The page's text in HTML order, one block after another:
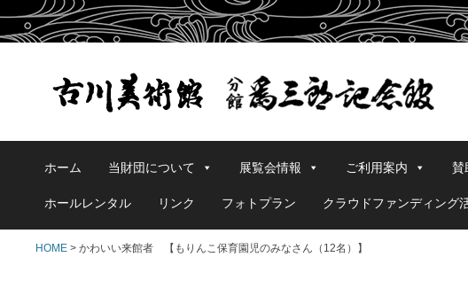
ホーム 当財団について 展覧会情報 ご利用案内 賛
ホールレンタル リンク フォトプラン クラウドファンディング
HOME > かわいい来館者 【もりんこ保育園児のみなさん（12名）】